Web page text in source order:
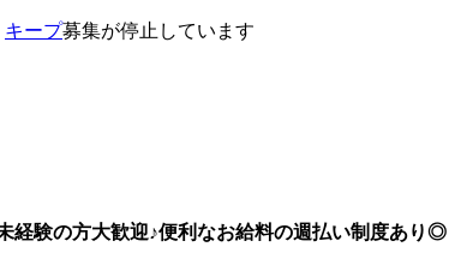
キープ募集が停止しています
経験の方大歓迎♪便利なお給料の週払い制度あり◎